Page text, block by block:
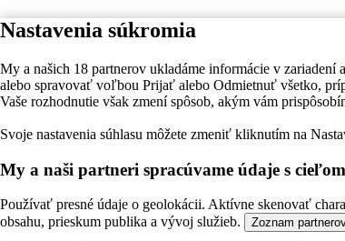
Nastavenia súkromia
My a našich 18 partnerov ukladáme informácie v
alebo spravovať voľbou Prijať alebo Odmietnuť všetko,
Vaše rozhodnutie však zmení spôsob, akým vám
Svoje nastavenia súhlasu môžete zmeniť kliknutím na
My a naši partneri spracúvame údaje s cieľom
Používať presné údaje o geolokácii. Aktívne skenovať
obsahu, prieskum publika a vývoj služieb.
Zoznam